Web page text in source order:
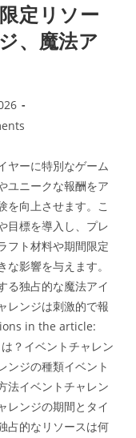
定リソー
、魔法ア
ヤーに特別なゲーム
ユニークな報酬をア
を向上させます。こ
目標を導入し、プレ
フト材料や期間限定
影響を与えます。
る独占的な魔法アイ
レンジは刺激的で報
in the article:
？イベントチャレン
ンジの種類イベント
法イベントチャレン
レンジの期間とタイ
占的なリソースは何